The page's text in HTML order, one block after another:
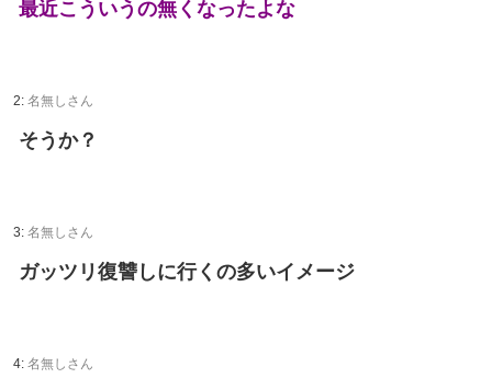
最近こういうの無くなったよな
2: 名無しさん
そうか？
3: 名無しさん
ガッツリ復讐しに行くの多いイメージ
4: 名無しさん